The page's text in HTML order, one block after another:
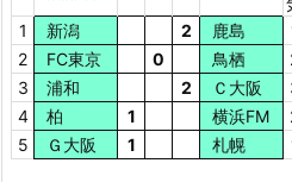
1
新潟 2 鹿島
2
FC東京 0 鳥栖
3
浦和 2 Ｃ大阪
4
柏 1 横浜FM
5
Ｇ大阪 1 札幌